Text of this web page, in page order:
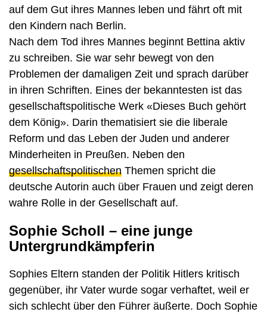
auf dem Gut ihres Mannes leben und fährt oft mit
den Kindern nach Berlin.
Nach dem Tod ihres Mannes beginnt Bettina aktiv
zu schreiben. Sie war sehr bewegt von den
Problemen der damaligen Zeit und sprach darüber
in ihren Schriften. Eines der bekanntesten ist das
gesellschaftspolitische Werk «Dieses Buch gehört
dem König». Darin thematisiert sie die liberale
Reform und das Leben der Juden und anderer
Minderheiten in Preußen. Neben den
gesellschaftspolitischen Themen spricht die
deutsche Autorin auch über Frauen und zeigt deren
wahre Rolle in der Gesellschaft auf.
Sophie Scholl – eine junge
Untergrundkämpferin
Sophies Eltern standen der Politik Hitlers kritisch
gegenüber, ihr Vater wurde sogar verhaftet, weil er
sich schlecht über den Führer äußerte. Doch Sophie